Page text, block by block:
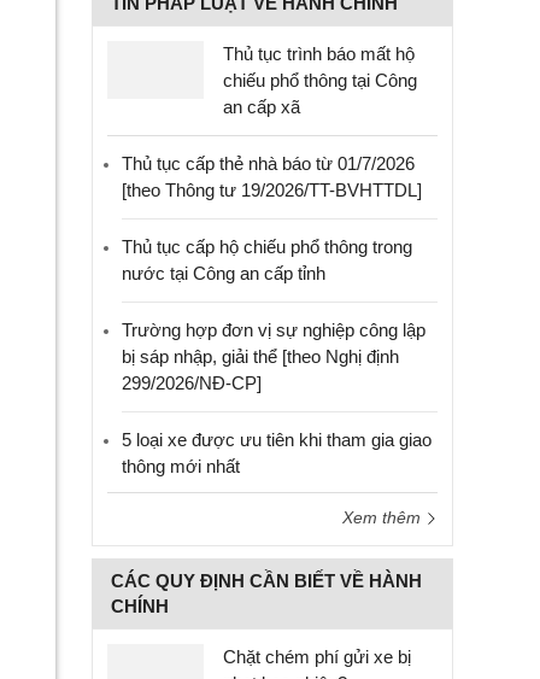
Thủ tục trình báo mất hộ
chiếu phổ thông tại Công
an cấp xã
Thủ tục cấp thẻ nhà báo từ 01/7/2026
[theo Thông tư 19/2026/TT-BVHTTDL]
Thủ tục cấp hộ chiếu phổ thông trong
nước tại Công an cấp tỉnh
Trường hợp đơn vị sự nghiệp công lập
bị sáp nhập, giải thể [theo Nghị định
299/2026/NĐ-CP]
5 loại xe được ưu tiên khi tham gia giao
thông mới nhất
Xem thêm
CÁC QUY ĐỊNH CẦN BIẾT VỀ HÀNH
CHÍNH
Chặt chém phí gửi xe bị